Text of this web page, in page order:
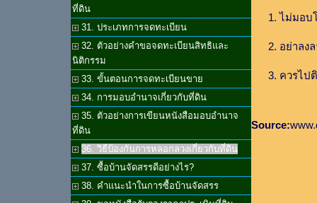
ที่ดิน
31. ประเภทการจดทะเบียน
32. ตัวอย่างคำขอจดทะเบียนสิทธิและ
นิติกรรม
33. ขั้นตอนการจดทะเบียนขาย
34. การมอบอำนาจเกี่ยวกับที่ดิน
35. ตัวอย่างการเขียนหนังสือมอบอำนาจ
ที่ดิน
36. วิธีป้องกันการหลอกลวงเกี่ยวกับที่ดิน
37. ซื้อบ้านจัดสรรดีอย่างไร?
38. คำแนะนำในการซื้อบ้านจัดสรร
ไม่มอบ
อย่าลง
ควรไป
Source: